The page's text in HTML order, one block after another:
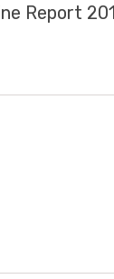
Report